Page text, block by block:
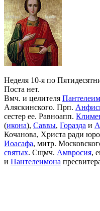
Неделя 10-я по
Поста нет.
Вмч. и целителя
Аляскинского. Прп.
сестер ее. Равноапп.
(икона), Саввы, Горазда и
Кочанова, Христа ради
Иоасафа, митр.
святых. Сщмч. Амвросия,
и Пантелеимона